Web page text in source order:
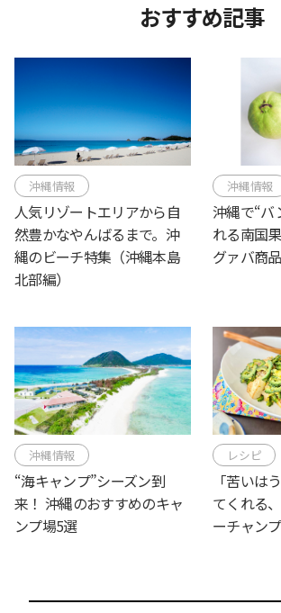
おすすめ記事
沖縄情報
人気リゾートエリアから自
然豊かなやんばるまで。沖
縄のビーチ特集（沖縄本島
北部編）
沖縄情報
沖縄で“バ
れる南国
グァバ商
沖縄情報
“海キャンプ”シーズン到
来！ 沖縄のおすすめのキャ
ンプ場5選
レシピ
「苦いは
てくれる
ーチャン